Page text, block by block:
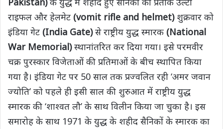
p
p
o
k
r
a
m
n
k
राइफल और हेलमेट (vomit rifle and helmet)शुक्रवार को
इंडिया गेट (India Gate)से राष्ट्रीय युद्ध स्मारक (National
War Memorial)स्थानांतरित कर दिया गया। इसे परमवीर
चक्र पुरस्कार विजेताओं की प्रतिमाओं के बीच स्थापित किया
गया है। इंडिया गेट पर 50 साल तक प्रज्वलित रही ‘अमर जवान
ज्योति’ को पहले ही इसी साल की शुरुआत में राष्ट्रीय युद्ध
स्मारक की ‘शाश्वत लौ’ के साथ विलीन किया जा चुका है। इस
समारोह के साथ 1971 के युद्ध के शहीद सैनिकों के स्मारक का